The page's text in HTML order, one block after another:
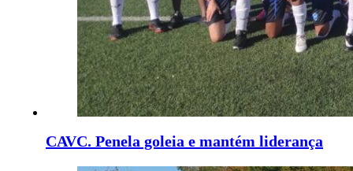
CAVC. Penela goleia e mantém liderança